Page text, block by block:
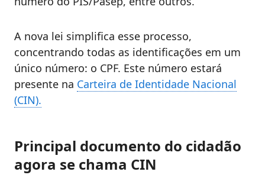
A nova lei simplifica esse processo,
concentrando todas as identificações em um
único número: o CPF. Este número estará
presente na Carteira de Identidade Nacional
(CIN).
Principal documento do cidadão
agora se chama CIN